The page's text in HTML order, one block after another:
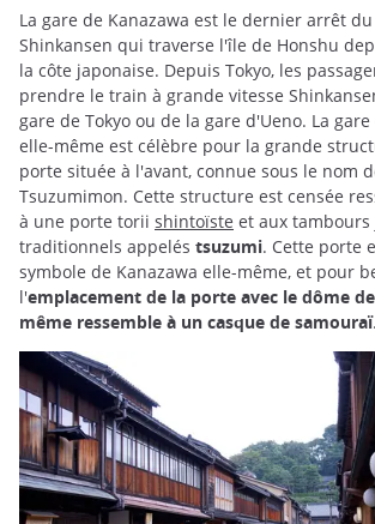
La gare de Kanazawa est le dernier arrêt
Shinkansen qui traverse l'île de Honshu
la côte japonaise. Depuis Tokyo, les
prendre le train à grande vitesse
gare de Tokyo ou de la gare d'Ueno. La
elle-même est célèbre pour la grande
porte située à l'avant, connue sous le nom
Tsuzumimon. Cette structure est censée
à une porte torii shintoïste et aux tambours
traditionnels appelés tsuzumi. Cette porte
symbole de Kanazawa elle-même, et pour
l'emplacement de la porte avec le dôme
même ressemble à un casque de samouraï.